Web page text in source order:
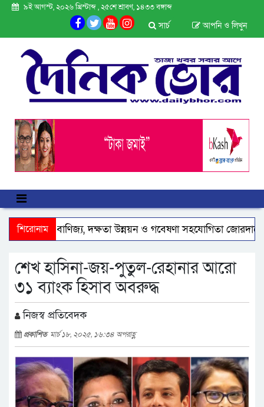
৯ই আগস্ট, ২০২৬ খ্রিস্টাব্দ , ২৫শে শ্রাবণ, ১৪৩৩ বঙ্গাব্দ
আপনি ও লিখুন
সার্চ
শিরোনাম
সাথে বাণিজ্য, দক্ষতা উন্নয়ন ও গবেষণা সহযোগিতা জোরদারে
শেখ হাসিনা-জয়-পুতুল-রেহানার আরো
৩১ ব্যাংক হিসাব অবরুদ্ধ
নিজস্ব প্রতিবেদক
প্রকাশিত মার্চ ১৮, ২০২৫, ১৬:৩৪ অপরাহ্ণ